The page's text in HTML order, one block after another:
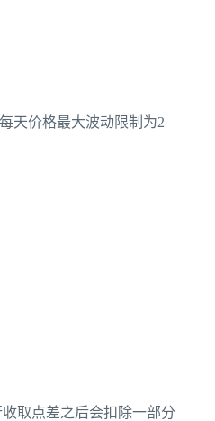
天价格最大波动限制为2
取点差之后会扣除一部分